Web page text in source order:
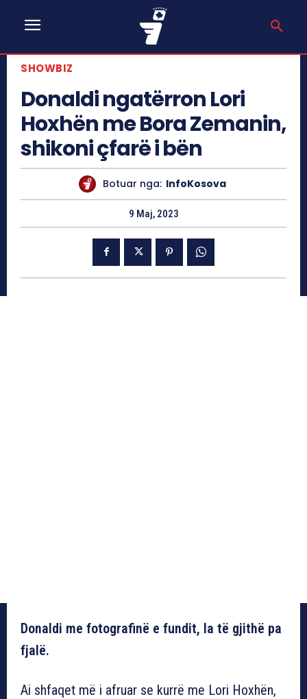
SHOWBIZ
Donaldi ngatërron Lori
Hoxhën me Bora Zemanin,
shikoni çfarë i bën
Botuar nga: InfoKosova
9 Maj, 2023
Donaldi me fotografinë e fundit, la të gjithë pa
fjalë.
Ai shfaqet më i afruar se kurrë me Lori Hoxhën,